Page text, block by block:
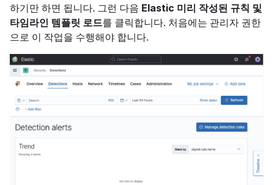
하기만 하면 됩니다. 그런 다음 Elastic 미리 작성된 규칙 및
타임라인 템플릿 로드를 클릭합니다. 처음에는 관리자 권한
으로 이 작업을 수행해야 합니다.